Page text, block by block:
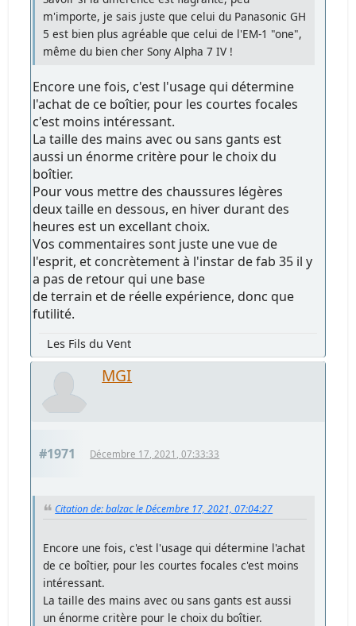
m'importe, je sais juste que celui du Panasonic GH
5 est bien plus agréable que celui de l'EM-1 "one",
même du bien cher Sony Alpha 7 IV !
Encore une fois, c'est l'usage qui détermine
l'achat de ce boîtier, pour les courtes focales
c'est moins intéressant.
La taille des mains avec ou sans gants est
aussi un énorme critère pour le choix du
boîtier.
Pour vous mettre des chaussures légères
deux taille en dessous, en hiver durant des
heures est un excellant choix.
Vos commentaires sont juste une vue de
l'esprit, et concrètement à l'instar de fab 35 il y
a pas de retour qui une base
de terrain et de réelle expérience, donc que
futilité.
Les Fils du Vent
MGI
#1971 Décembre 17, 2021, 07:33:33
Citation de: balzac le Décembre 17, 2021, 07:04:27
Encore une fois, c'est l'usage qui détermine l'achat
de ce boîtier, pour les courtes focales c'est moins
intéressant.
La taille des mains avec ou sans gants est aussi
un énorme critère pour le choix du boîtier.